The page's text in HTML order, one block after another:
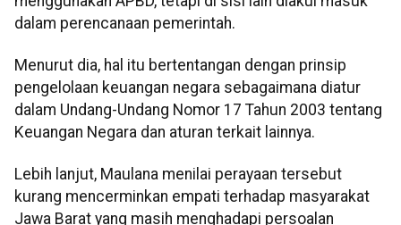
dalam perencanaan pemerintah.
Menurut dia, hal itu bertentangan dengan prinsip
pengelolaan keuangan negara sebagaimana diatur
dalam Undang-Undang Nomor 17 Tahun 2003 tentang
Keuangan Negara dan aturan terkait lainnya.
Lebih lanjut, Maulana menilai perayaan tersebut
kurang mencerminkan empati terhadap masyarakat
Jawa Barat yang masih menghadapi persoalan